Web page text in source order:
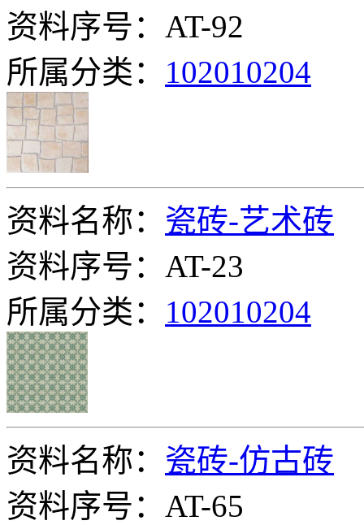
资料序号：AT-92
所属分类： 102010204
资料名称： 瓷砖-艺术砖
资料序号：AT-23
所属分类： 102010204
资料名称： 瓷砖-仿古砖
资料序号：AT-65